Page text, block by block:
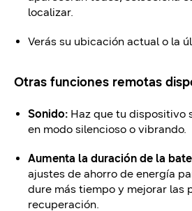
localizar.
Verás su ubicación actual o la
Otras funciones remotas
Sonido: Haz que tu dispositivo
en modo silencioso o vibrando.
Aumenta la duración de la
ajustes de ahorro de energía
dure más tiempo y mejorar las
recuperación.